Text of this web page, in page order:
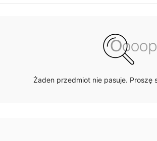
Żaden przedmiot nie pasuje. Proszę